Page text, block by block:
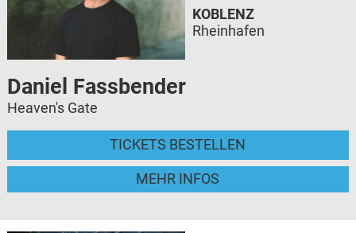
Daniel Fassbender
Heaven's Gate
TICKETS BESTELLEN
MEHR INFOS
KOBLENZ
Rheinhafen